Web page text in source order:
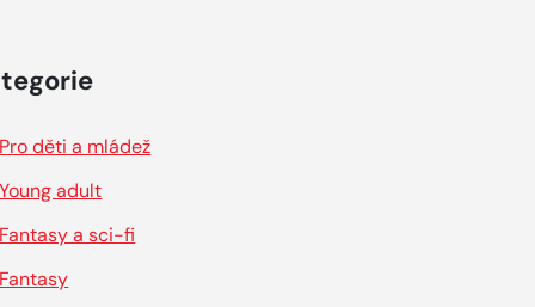
Pro děti a mládež
Young adult
Fantasy a sci-fi
Fantasy